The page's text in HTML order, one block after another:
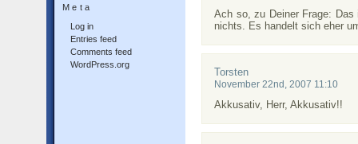
Meta
Log in
Entries feed
Comments feed
WordPress.org
Ach so, zu Deiner Frage:
nichts. Es handelt sich eher
Torsten
November 22nd, 2007 11:10
Akkusativ, Herr, Akkusativ!!